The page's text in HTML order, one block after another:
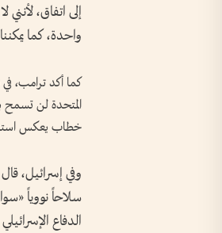
⁠واحدة، كما
كما أكد ترامب،
المتحدة لن تسمح
خطاب يعكس
وفي إسرائيل،
سلاحاً نووياً
الدفاع